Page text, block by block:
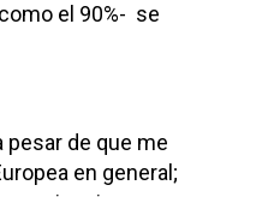
el 90%- se
de que me
en general;